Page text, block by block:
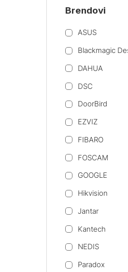
Brendovi
ASUS
Blackmagic
DAHUA
DSC
DoorBird
EZVIZ
FIBARO
FOSCAM
GOOGLE
Hikvision
Jantar
Kantech
NEDIS
Paradox